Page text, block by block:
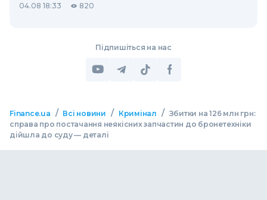
04.08 18:33 820
Підпишіться на нас
Finance.ua / Всі новини / Кримінал / Збитки на 126 млн грн:
справа про постачання неякісних запчастин до бронетехніки
дійшла до суду — деталі